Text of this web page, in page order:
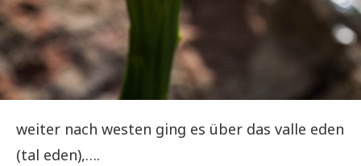
weiter nach westen ging es über das valle eden
(tal eden),….